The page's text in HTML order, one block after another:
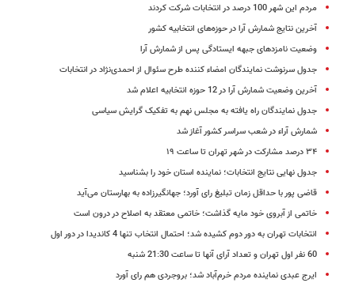
مردم این شهر 100 درصد در انتخابات شرکت کردند
آخرین نتایج شمارش آرا در حوزه‌های انتخابیه کشور
وضعیت نامزدهای جبهه ایستادگی پس از شمارش آرا
جدول سرنوشت نمایندگان امضاء کننده طرح سئوال از احمدی‌نژاد در انتخابات
آخرین وضعیت شمارش آرا در 12 حوزه انتخابیه اعلام شد
جدول نمایندگان راه یافته به مجلس نهم به تفکیک گرایش سیاسی
شمارش آراء در شعب سراسر کشور آغاز شد
۳۴ درصد مشارکت در شهر تهران تا ساعت ۱۹
جدول نهایی نتایج انتخابات؛ نماینده استان خود را بشناسید
قاضی پور با حداقل زمان تبلیغ رای آورد؛ جهانگیرزاده به بهارستان می‌آید
خاتمی از آبروی خود مایه گذاشت؛ خاتمی معتقد به اصلاح در درون است
انتخابات تهران به دور دوم کشیده شد؛ احتمال انتخاب تنها 4 کاندیدا در دور اول
60 نفر اول تهران و تعداد آرای آنها تا ساعت 21:30 شنبه
ایرج عبدی نماینده مردم خرم‌آباد شد؛ بروجردی هم رای آورد